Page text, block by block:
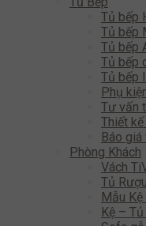
Tủ bếp
Tủ bếp
Tủ bếp
Tủ bếp
Tủ bếp
Phụ
Tư vấn
Thiết
Báo
Phòng Khách
Vách
Tủ
Mẫu
Kệ – Tủ